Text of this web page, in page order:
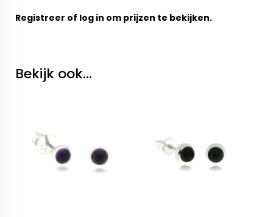
Registreer of log in om prijzen te bekijken.
Bekijk ook...